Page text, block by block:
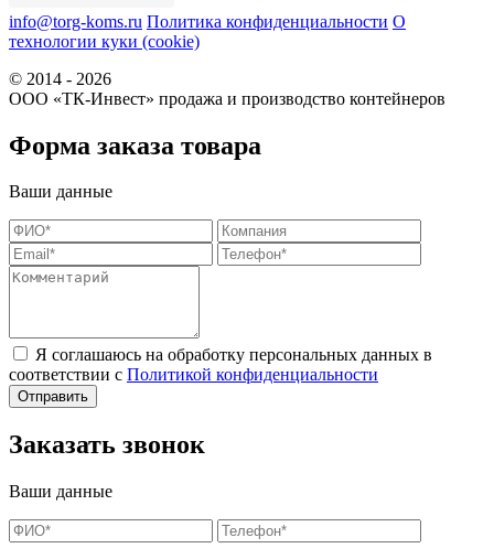
info@torg-koms.ru Политика конфиденциальности О
технологии куки (cookie)
© 2014 - 2026
ООО «ТК-Инвест» продажа и производство контейнеров
Форма заказа товара
Ваши данные
Я соглашаюсь на обработку персональных данных в
соответствии с Политикой конфиденциальности
Заказать звонок
Ваши данные